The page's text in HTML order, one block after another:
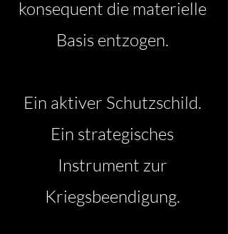
konsequent die materielle
Basis entzogen.
Ein aktiver Schutzschild.
Ein strategisches
Instrument zur
Kriegsbeendigung.